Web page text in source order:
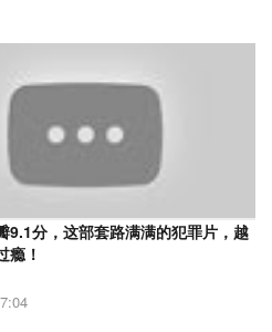
9.1分，这部套路满满的犯罪片，越
瘾！